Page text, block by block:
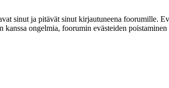
sinut ja pitävät sinut kirjautuneena foorumille.
ongelmia, foorumin evästeiden poistaminen